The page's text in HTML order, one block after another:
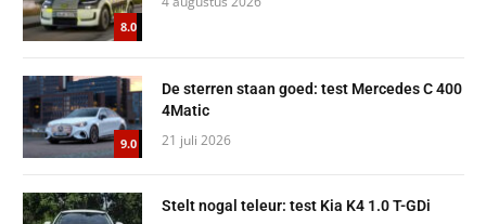
8.0
9.0
De sterren staan goed: test Mercedes C 400
4Matic
21 juli 2026
Stelt nogal teleur: test Kia K4 1.0 T-GDi